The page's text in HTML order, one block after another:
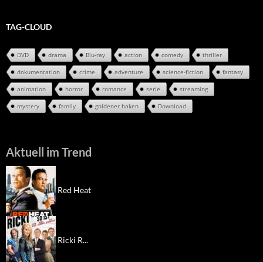
TAG-CLOUD
DVD drama Blu-ray action comedy thriller
dokumentation crime adventure science-fiction fantasy
animation horror romance serie streaming
mystery family goldener haken Download
Aktuell im Trend
Red Heat
Ricki R...